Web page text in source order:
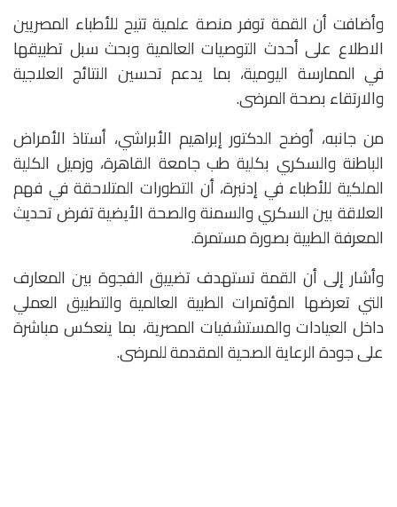
وأضافت أن القمة توفر منصة علمية تتيح للأطباء المصريين
الاطلاع على أحدث التوصيات العالمية وبحث سبل تطبيقها
في الممارسة اليومية، بما يدعم تحسين النتائج العلاجية
والارتقاء بصحة المرضى.
من جانبه، أوضح الدكتور إبراهيم الأبراشي، أستاذ الأمراض
الباطنة والسكري بكلية طب جامعة القاهرة، وزميل الكلية
الملكية للأطباء في إدنبرة، أن التطورات المتلاحقة في فهم
العلاقة بين السكري والسمنة والصحة الأيضية تفرض تحديث
المعرفة الطبية بصورة مستمرة.
وأشار إلى أن القمة تستهدف تضييق الفجوة بين المعارف
التي تعرضها المؤتمرات الطبية العالمية والتطبيق العملي
داخل العيادات والمستشفيات المصرية، بما ينعكس مباشرة
على جودة الرعاية الصحية المقدمة للمرضى.